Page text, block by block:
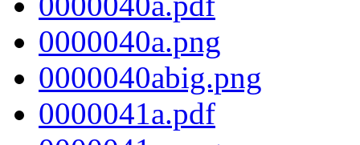
0000040a.png
0000040abig.png
0000041a.pdf